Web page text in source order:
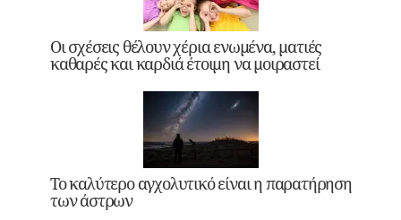
Οι σχέσεις θέλουν χέρια ενωμένα, ματιές
καθαρές και καρδιά έτοιμη να μοιραστεί
Το καλύτερο αγχολυτικό είναι η παρατήρηση
των άστρων